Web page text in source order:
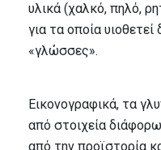
υλικά (χαλκό, πηλό,
για τα οποία
«γλώσσες».
Εικονογραφικά, τα
από στοιχεία
από την προϊστορία